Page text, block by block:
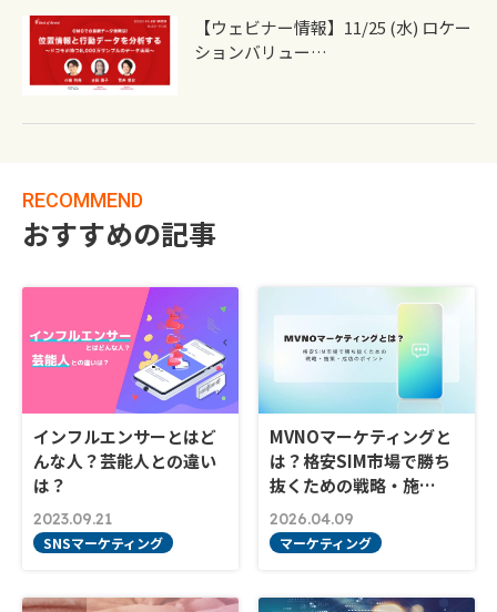
【ウェビナー情報】11/25 (水) ロケー
ションバリュー…
RECOMMEND
おすすめの記事
インフルエンサーとはど
んな人？芸能人との違い
は？
2023.09.21
SNSマーケティング
MVNOマーケティングと
は？格安SIM市場で勝ち
抜くための戦略・施…
2026.04.09
マーケティング